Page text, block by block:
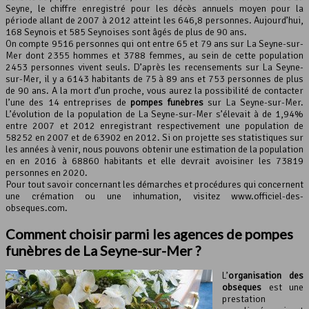
Leaflet, © OpenStreetMapcontributeurs
Seyne, le chiffre enregistré pour les décès annuels moyen pour la
période allant de 2007 à 2012 atteint les 646,8 personnes. Aujourd’hui,
168 Seynois et 585 Seynoises sont âgés de plus de 90 ans.
On compte 9516 personnes qui ont entre 65 et 79 ans sur La Seyne-sur-
Mer dont 2355 hommes et 3788 femmes, au sein de cette population
2453 personnes vivent seuls. D’après les recensements sur La Seyne-
sur-Mer, il y a 6143 habitants de 75 à 89 ans et 753 personnes de plus
de 90 ans. A la mort d’un proche, vous aurez la possibilité de contacter
l’une des 14 entreprises de pompes funèbressur La Seyne-sur-Mer.
L’évolution de la population de La Seyne-sur-Mer s’élevait à de 1,94%
entre 2007 et 2012 enregistrant respectivement une population de
58252 en 2007 et de 63902 en 2012. Si on projette ses statistiques sur
les années à venir, nous pouvons obtenir une estimation de la population
en en 2016 à 68860 habitants et elle devrait avoisiner les 73819
personnes en 2020.
Pour tout savoir concernant les démarches et procédures qui concernent
une crémation ou une inhumation, visitez www.officiel-des-
obseques.com.
Comment choisir parmi les agences de pompes
funèbres de La Seyne-sur-Mer ?
L’organisation des
obsèques est une
prestation